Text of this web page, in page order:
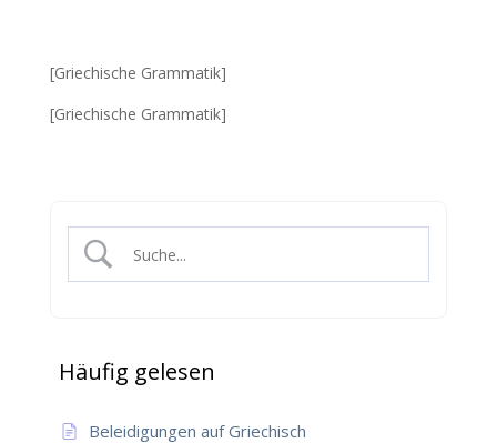
[Griechische Grammatik]
[Griechische Grammatik]
Häufig gelesen
Beleidigungen auf Griechisch